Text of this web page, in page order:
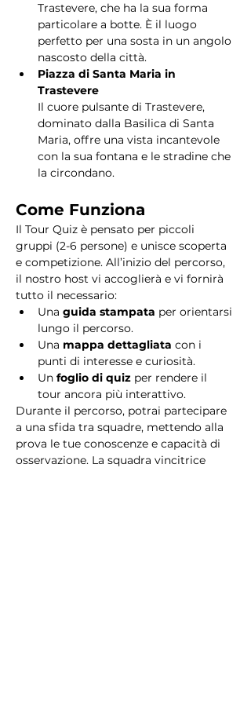
Trastevere, che ha la sua forma
particolare a botte. È il luogo
perfetto per una sosta in un angolo
nascosto della città.
Piazza di Santa Maria in
Trastevere
Il cuore pulsante di Trastevere,
dominato dalla Basilica di Santa
Maria, offre una vista incantevole
con la sua fontana e le stradine che
la circondano.
Come Funziona
Il Tour Quiz è pensato per piccoli
gruppi (2-6 persone) e unisce scoperta
e competizione. All’inizio del percorso,
il nostro host vi accoglierà e vi fornirà
tutto il necessario:
Una guida stampata per orientarsi
lungo il percorso.
Una mappa dettagliata con i
punti di interesse e curiosità.
Un foglio di quiz per rendere il
tour ancora più interattivo.
Durante il percorso, potrai partecipare
a una sfida tra squadre, mettendo alla
prova le tue conoscenze e capacità di
osservazione. La squadra vincitrice